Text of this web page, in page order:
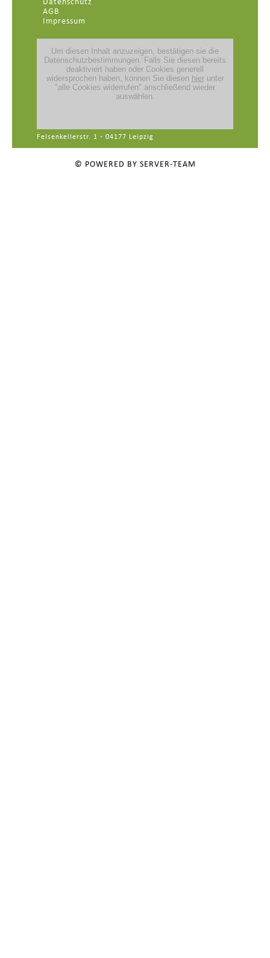
Datenschutz
AGB
Impressum
Felsenkellerstr. 1 - 04177 Leipzig
© POWERED BY SERVER-TEAM